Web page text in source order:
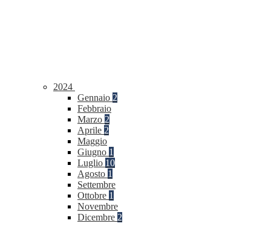
2024
Gennaio 2
Febbraio
Marzo 2
Aprile 2
Maggio
Giugno 1
Luglio 10
Agosto 1
Settembre
Ottobre 1
Novembre
Dicembre 2